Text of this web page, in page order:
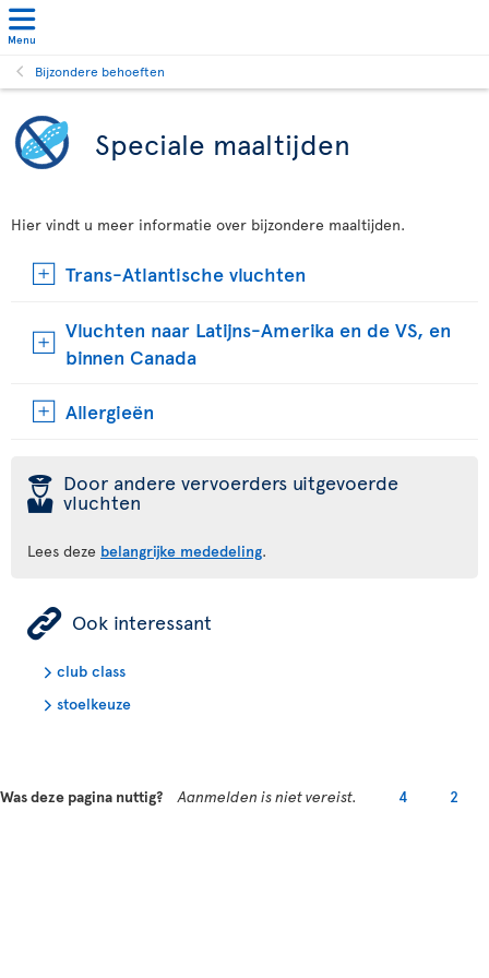
Menu
Bijzondere behoeften
Speciale maaltijden
Hier vindt u meer informatie over bijzondere maaltijden.
Trans-Atlantische vluchten
Vluchten naar Latijns-Amerika en de VS, en
binnen Canada
Allergieën
þ Door andere vervoerders uitgevoerde
vluchten
Lees deze belangrijke mededeling.
ÿ Ook interessant
club class
stoelkeuze
Was deze pagina nuttig? Aanmelden is niet vereist. 4 2